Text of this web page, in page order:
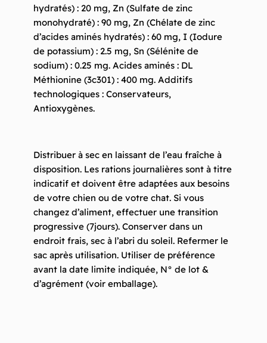
hydratés) : 20 mg, Zn (Sulfate de zinc
monohydraté) : 90 mg, Zn (Chélate de zinc
d’acides aminés hydratés) : 60 mg, I (Iodure
de potassium) : 2.5 mg, Sn (Sélénite de
sodium) : 0.25 mg. Acides aminés : DL
Méthionine (3c301) : 400 mg. Additifs
technologiques : Conservateurs,
Antioxygènes.
Distribuer à sec en laissant de l’eau fraîche à
disposition. Les rations journalières sont à titre
indicatif et doivent être adaptées aux besoins
de votre chien ou de votre chat. Si vous
changez d’aliment, effectuer une transition
progressive (7jours). Conserver dans un
endroit frais, sec à l’abri du soleil. Refermer le
sac après utilisation. Utiliser de préférence
avant la date limite indiquée, N° de lot &
d’agrément (voir emballage).